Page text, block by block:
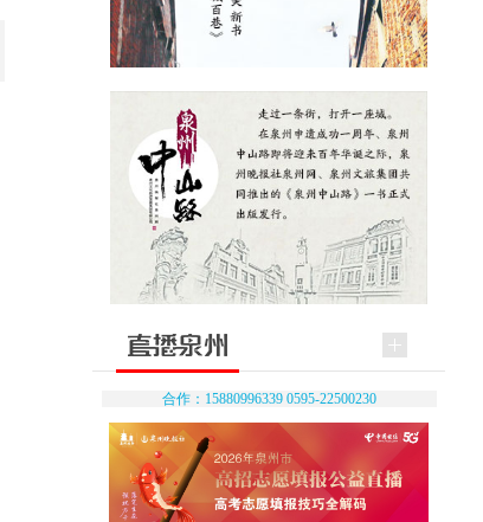
合作：15880996339 0595-22500230